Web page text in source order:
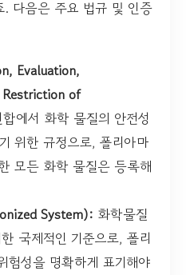
. 다음은 주요 법규 및 인증
Evaluation,
of
에서 화학 물질의 안전성
위한 규정으로, 폴리아마
모든 화학 물질은 등록해
System): 화학물질
국제적인 기준으로, 폴리
험성을 명확하게 표기해야